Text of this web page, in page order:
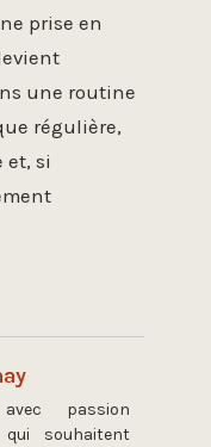
prise en
une routine
régulière,
si
avec passion
souhaitent